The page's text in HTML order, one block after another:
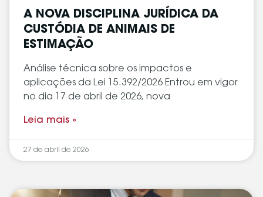
A NOVA DISCIPLINA JURÍDICA DA
CUSTÓDIA DE ANIMAIS DE
ESTIMAÇÃO
Análise técnica sobre os impactos e
aplicações da Lei 15.392/2026 Entrou em vigor
no dia 17 de abril de 2026, nova
Leia mais »
27 de abril de 2026